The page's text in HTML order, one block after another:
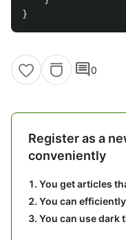
}
comment0
Register as a
conveniently
You get articles
You can
You can use dark